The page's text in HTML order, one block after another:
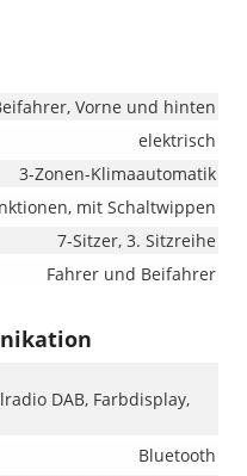
Vorne und hinten
elektrisch
3-Zonen-Klimaautomatik
mit Schaltwippen
7-Sitzer, 3. Sitzreihe
Fahrer und Beifahrer
DAB, Farbdisplay,
Bluetooth